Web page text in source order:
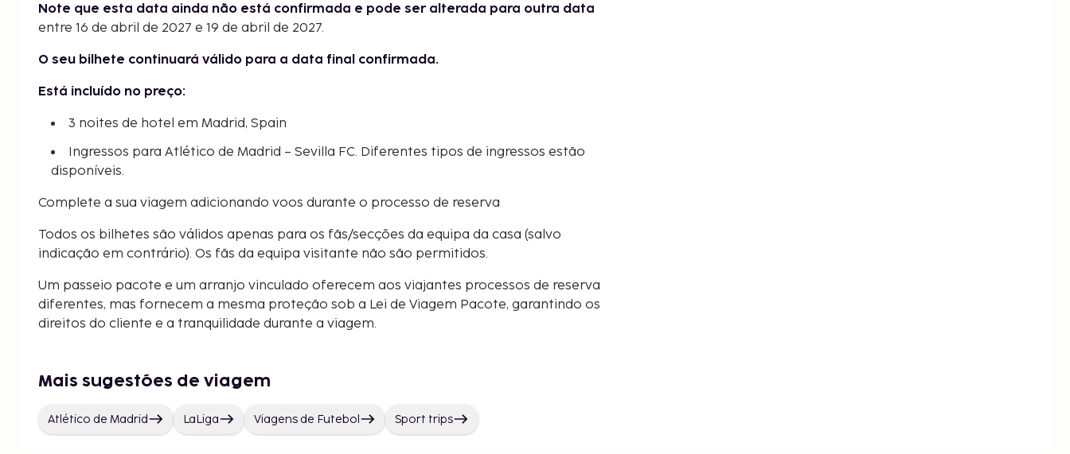
Note que esta data ainda não está confirmada e pode ser alterada para outra data
entre 16 de abril de 2027 e 19 de abril de 2027.
O seu bilhete continuará válido para a data final confirmada.
Está incluído no preço:
3 noites de hotel em Madrid, Spain
Ingressos para Atlético de Madrid – Sevilla FC. Diferentes tipos de ingressos estão
disponíveis.
Complete a sua viagem adicionando voos durante o processo de reserva
Todos os bilhetes são válidos apenas para os fãs/secções da equipa da casa (salvo
indicação em contrário). Os fãs da equipa visitante não são permitidos.
Um passeio pacote e um arranjo vinculado oferecem aos viajantes processos de reserva
diferentes, mas fornecem a mesma proteção sob a Lei de Viagem Pacote, garantindo os
direitos do cliente e a tranquilidade durante a viagem.
Mais sugestões de viagem
Atlético de Madrid LaLiga Viagens de Futebol Sport trips